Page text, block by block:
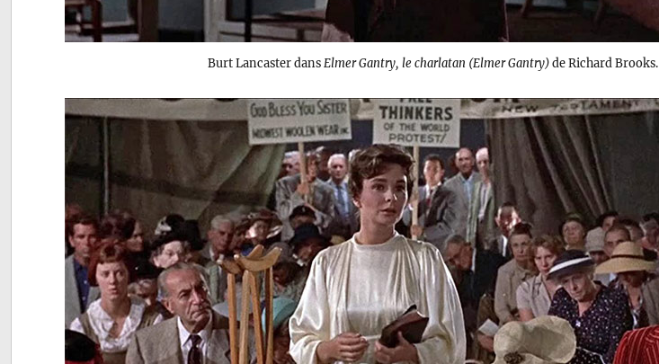
Burt Lancaster dans Elmer Gantry, le charlatan (Elmer Gantry)de Richard Brooks.